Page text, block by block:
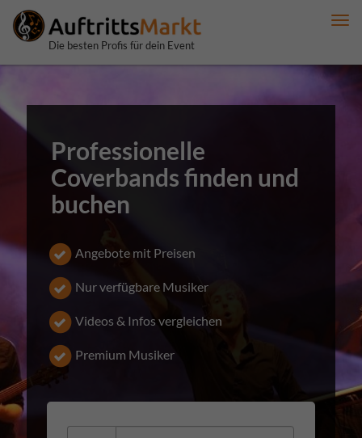
Die besten Profis für dein Event
Professionelle
Coverbands finden und
buchen
Angebote mit Preisen
Nur verfügbare Musiker
Videos & Infos vergleichen
Premium Musiker